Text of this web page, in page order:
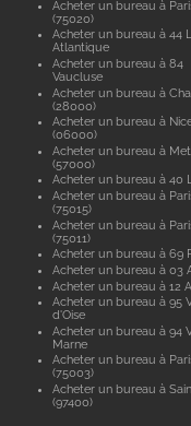
Acheter un bureau à
(75020)
Acheter un bureau à 44
Atlantique
Acheter un bureau à 84
Vaucluse
Acheter un bureau à
(28000)
Acheter un bureau à
(06000)
Acheter un bureau à
(57000)
Acheter un bureau à 40
Acheter un bureau à
(75015)
Acheter un bureau à
(75011)
Acheter un bureau à 69
Acheter un bureau à 03
Acheter un bureau à 12
Acheter un bureau à 95
d'Oise
Acheter un bureau à 94
Marne
Acheter un bureau à
(75003)
Acheter un bureau à
(97400)